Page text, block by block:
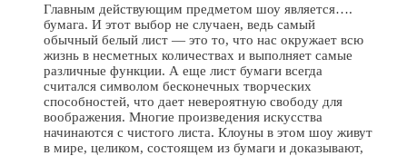
Главным действующим предметом шоу является….
бумага. И этот выбор не случаен, ведь самый
обычный белый лист — это то, что нас окружает всю
жизнь в несметных количествах и выполняет самые
различные функции. А еще лист бумаги всегда
считался символом бесконечных творческих
способностей, что дает невероятную свободу для
воображения. Многие произведения искусства
начинаются с чистого листа. Клоуны в этом шоу живут
в мире, целиком, состоящем из бумаги и доказывают,